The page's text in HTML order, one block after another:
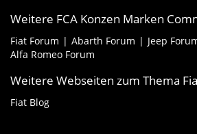
Weitere FCA Konzen Marken
Fiat Forum Abarth Forum Jeep
Alfa Romeo Forum
Weitere Webseiten zum Thema
Fiat Blog